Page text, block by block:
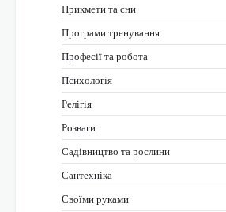
Прикмети та сни
Програми тренування
Професії та робота
Психологія
Релігія
Розваги
Садівництво та рослини
Сантехніка
Своїми руками